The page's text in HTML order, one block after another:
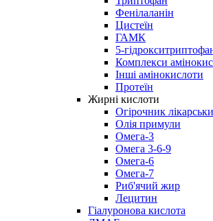
Фенілаланін
Цистеїн
ГАМК
5-
Комплекси
Інші амінокислоти
Протеїн
Жирні кислоти
Огірочник
Олія примули
Омега-3
Омега 3-6-9
Омега-6
Омега-7
Риб'ячий жир
Лецитин
Гіалуронова кислота